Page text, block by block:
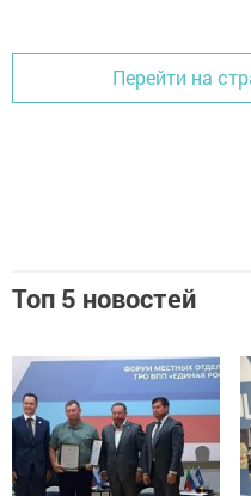
Перейти на
Топ 5 новостей